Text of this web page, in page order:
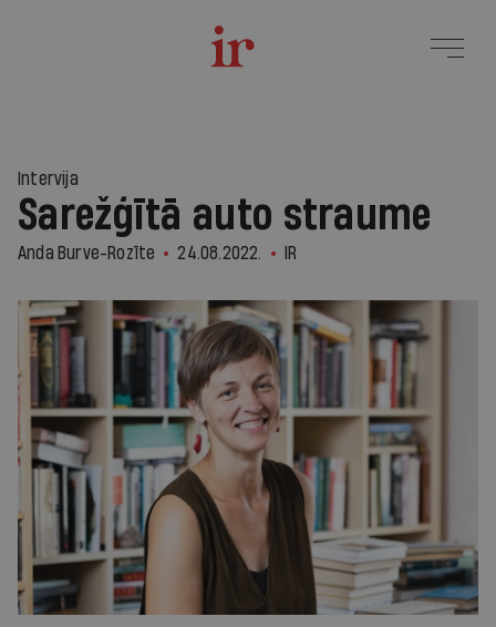
Intervija
Sarežģītā auto straume
Anda Burve-Rozīte 24.08.2022. IR